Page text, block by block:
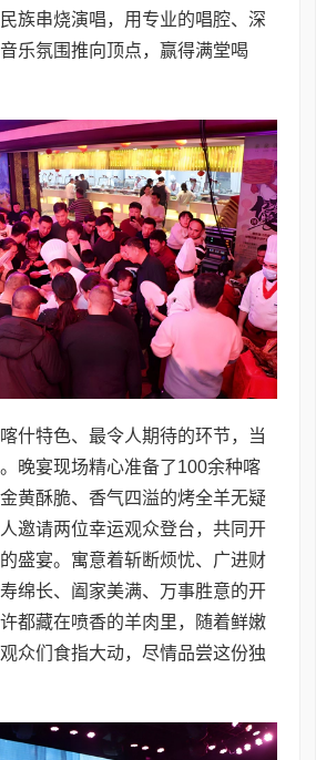
族串烧演唱，用专业的唱腔、深
乐氛围推向顶点，赢得满堂喝
什特色、最令人期待的环节，当
晚宴现场精心准备了100余种喀
黄酥脆、香气四溢的烤全羊无疑
邀请两位幸运观众登台，共同开
盛宴。寓意着斩断烦忧、广进财
绵长、阖家美满、万事胜意的开
都藏在喷香的羊肉里，随着鲜嫩
众们食指大动，尽情品尝这份独